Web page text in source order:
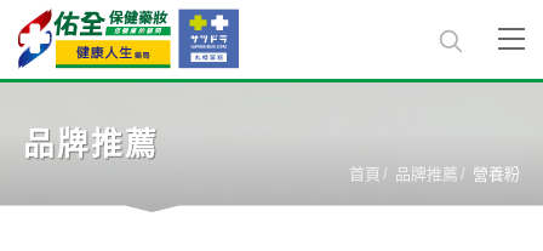
品牌推薦
首頁 品牌推薦 營養粉